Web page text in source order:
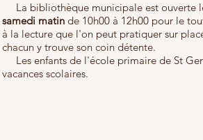
La bibliothèque municipale est ouverte
samedi matin de 10h00 à 12h00 pour le
à la lecture que l'on peut pratiquer sur
chacun y trouve son coin détente.
Les enfants de l'école primaire de St
vacances scolaires.